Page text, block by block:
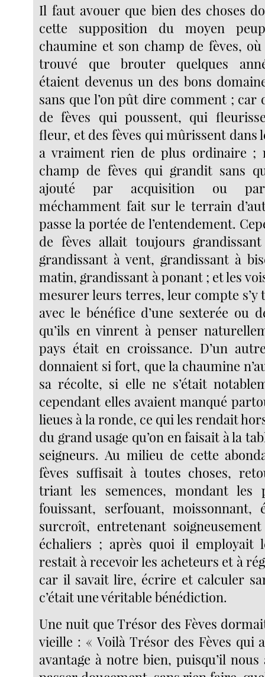
Il faut avouer que bien des choses
cette supposition du moyen
chaumine et son champ de fèves, où
trouvé que brouter quelques
étaient devenus un des bons
sans que l’on pût dire comment ; car
de fèves qui poussent, qui
fleur, et des fèves qui mûrissent dans
a vraiment rien de plus ordinaire ;
champ de fèves qui grandit sans
ajouté par acquisition ou par
méchamment fait sur le terrain
passe la portée de l’entendement.
de fèves allait toujours
grandissant à vent, grandissant à
matin, grandissant à ponant ; et les
mesurer leurs terres, leur compte
avec le bénéfice d’une sexterée ou
qu’ils en vinrent à penser
pays était en croissance. D’un
donnaient si fort, que la chaumine
sa récolte, si elle ne s’était
cependant elles avaient manqué
lieues à la ronde, ce qui les rendait
du grand usage qu’on en faisait à la
seigneurs. Au milieu de cette
fèves suffisait à toutes choses,
triant les semences, mondant les
fouissant, serfouant, moissonnant,
surcroît, entretenant
échaliers ; après quoi il employait
restait à recevoir les acheteurs et à
car il savait lire, écrire et calculer
c’était une véritable bénédiction.
Une nuit que Trésor des Fèves
vieille : « Voilà Trésor des Fèves qui
avantage à notre bien, puisqu’il